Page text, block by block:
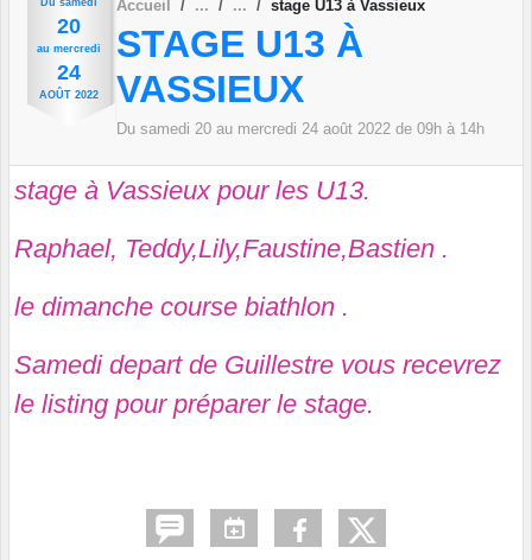
20
au mercredi
24
AOÛT 2022
Accueil stage U13 à Vassieux
STAGE U13 À
VASSIEUX
Du samedi 20 au mercredi 24 août 2022 de 09h à 14h
stage à Vassieux pour les U13.
Raphael, Teddy,Lily,Faustine,Bastien .
le dimanche course biathlon .
Samedi depart de Guillestre vous recevrez
le listing pour préparer le stage.